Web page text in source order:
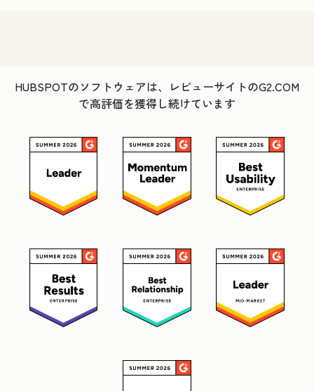
HUBSPOTのソフトウェアは、レビューサイトのG2.COM
で高評価を獲得し続けています